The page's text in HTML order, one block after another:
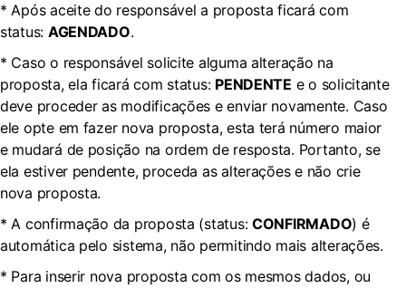
* Após aceite do responsável a proposta ficará com
status: AGENDADO.
* Caso o responsável solicite alguma alteração na
proposta, ela ficará com status: PENDENTE e o solicitante
deve proceder as modificações e enviar novamente. Caso
ele opte em fazer nova proposta, esta terá número maior
e mudará de posição na ordem de resposta. Portanto, se
ela estiver pendente, proceda as alterações e não crie
nova proposta.
* A confirmação da proposta (status:CONFIRMADO) é
automática pelo sistema, não permitindo mais alterações.
* Para inserir nova proposta com os mesmos dados, ou